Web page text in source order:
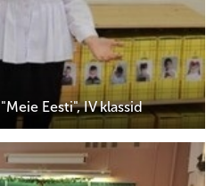
Eesti", IV klassid